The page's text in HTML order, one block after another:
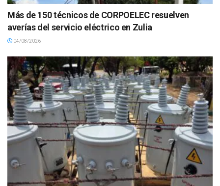
Más de 150 técnicos de CORPOELEC resuelven
averías del servicio eléctrico en Zulia
04/08/2026